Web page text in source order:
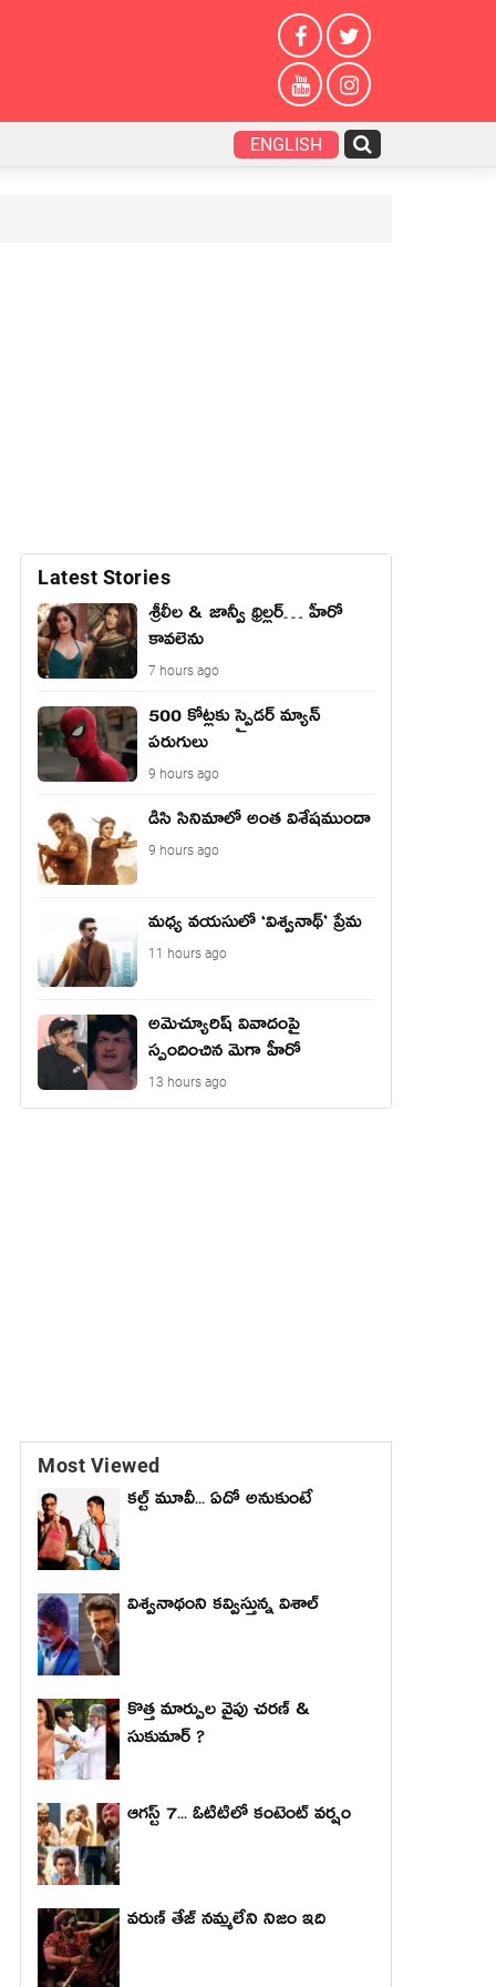
ENGLISH
Latest Stories
శ్రీలీల & జాన్వీ థ్రిల్లర్… హీరో
కావలెను
7 hours ago
500 కోట్లకు స్పైడర్ మ్యాన్
పరుగులు
9 hours ago
డిసి సినిమాలో అంత విశేషముందా
9 hours ago
మధ్య వయసులో ‘విశ్వనాథ్’ ప్రేమ
11 hours ago
అమెచ్యూరిష్ వివాదంపై
స్పందించిన మెగా హీరో
13 hours ago
Most Viewed
కల్ట్ మూవీ... ఏదో అనుకుంటే
విశ్వనాథంని కవ్విస్తున్న విశాల్
కొత్త మార్పుల వైపు చరణ్ &
సుకుమార్ ?
ఆగస్ట్ 7... ఓటిటిలో కంటెంట్ వర్షం
వరుణ్ తేజ్ నమ్మలేని నిజం ఇది